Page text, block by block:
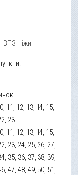
ВПЗ Ніжин
11, 12, 13, 14, 15,
23
11, 12, 13, 14, 15,
23, 24, 25, 26, 27,
35, 36, 37, 38, 39,
47, 48, 49, 50, 51,